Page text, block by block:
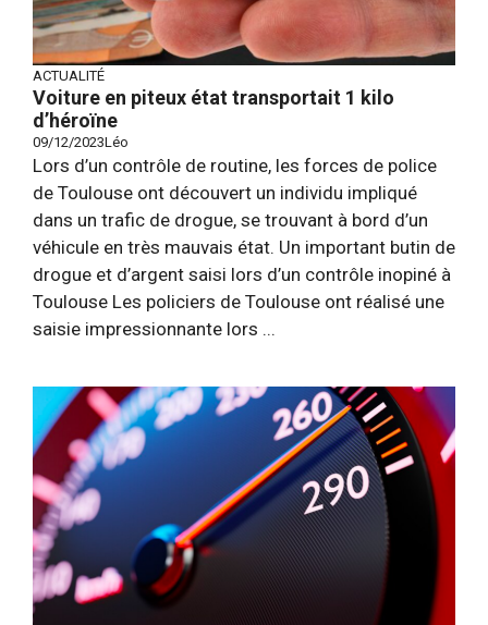
ACTUALITÉ
Voiture en piteux état transportait 1 kilo
d’héroïne
09/12/2023Léo
Lors d’un contrôle de routine, les forces de police
de Toulouse ont découvert un individu impliqué
dans un trafic de drogue, se trouvant à bord d’un
véhicule en très mauvais état. Un important butin de
drogue et d’argent saisi lors d’un contrôle inopiné à
Toulouse Les policiers de Toulouse ont réalisé une
saisie impressionnante lors ...